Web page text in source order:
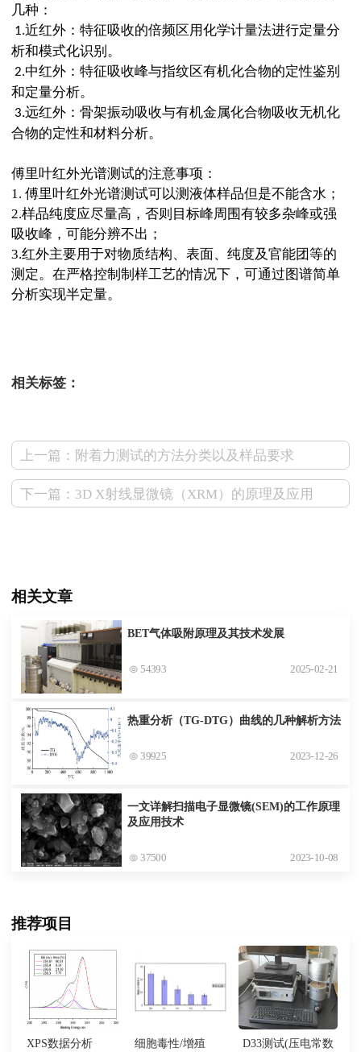
几种：
1.近红外：特征吸收的倍频区用化学计量法进行定量分
析和模式化识别。
2.中红外：特征吸收峰与指纹区有机化合物的定性鉴别
和定量分析。
3.远红外：骨架振动吸收与有机金属化合物吸收无机化
合物的定性和材料分析。
傅里叶红外光谱测试的注意事项：
1.傅里叶红外光谱测试可以测液体样品但是不能含水 ；
2.样品纯度应尽量高，否则目标峰周围有较多杂峰或强
吸收峰，可能分辨不出 ；
3.红外主要用于对物质结构、表面、纯度及官能团等的
测定。在严格控制制样工艺的情况下，可通过图谱简单
分析实现半定量。
相关标签：
上一篇：附着力测试的方法分类以及样品要求
下一篇：3D X射线显微镜（XRM）的原理及应用
相关文章
BET气体吸附原理及其技术发展
54393 2025-02-21
热重分析（TG-DTG）曲线的几种解析方法
39925 2023-12-26
一文详解扫描电子显微镜(SEM)的工作原理
及应用技术
37500 2023-10-08
推荐项目
XPS数据分析 细胞毒性/增殖
D33测试(压电常数